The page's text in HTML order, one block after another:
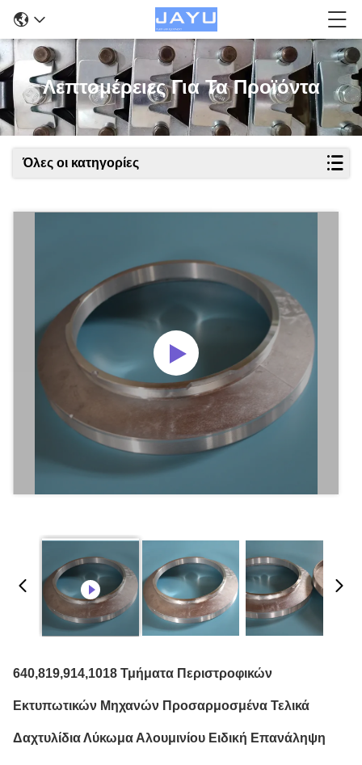
Λεπτομέρειες Για Τα Προϊόντα
Όλες οι κατηγορίες
640,819,914,1018 Τμήματα Περιστροφικών
Εκτυπωτικών Μηχανών Προσαρμοσμένα Τελικά
Δαχτυλίδια Λύκωμα Αλουμινίου Ειδική Επανάληψη